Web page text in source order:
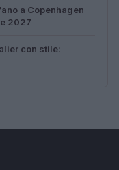
a Copenhagen
2027
con stile: